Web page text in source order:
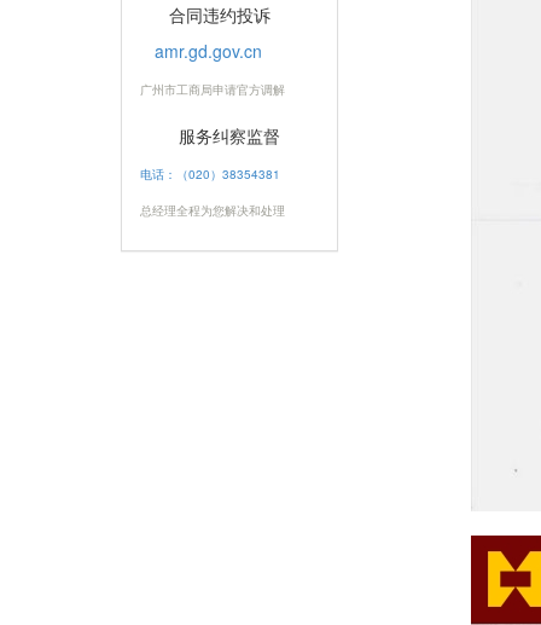
合同违约投诉
amr.gd.gov.cn
广州市工商局申请官方调解
服务纠察监督
电话：（020）38354381
总经理全程为您解决和处理